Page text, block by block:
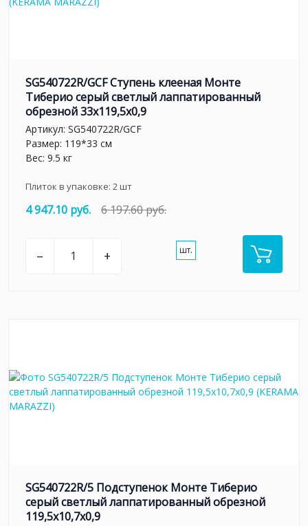
SG540722R/GCF Ступень клееная Монте
Тиберио серый светлый лаппатированный
обрезной 33x119,5x0,9
Артикул: SG540722R/GCF
Размер: 119*33 см
Вес: 9.5 кг
Плиток в упаковке: 2шт
4 947.10 руб. 6 197.60 руб.
– + шт.
SG540722R/5 Подступенок Монте Тиберио
серый светлый лаппатированный обрезной
119,5x10,7x0,9